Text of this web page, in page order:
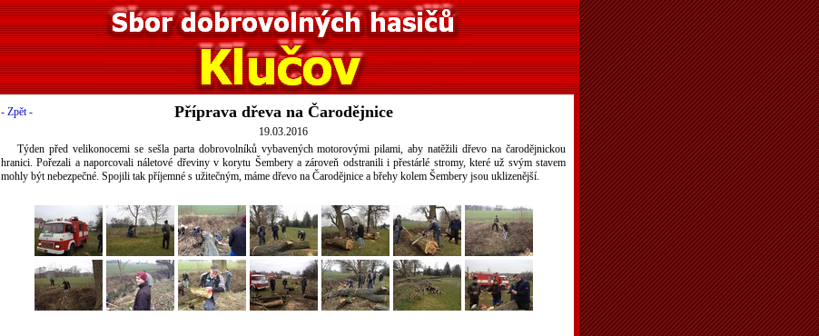
- Zpět - Příprava dřeva na Čarodějnice
19.03.2016
Týden před velikonocemi se sešla parta dobrovolníků vybavených motorovými pilami, aby natěžili dřevo na čarodějnickou
hranici. Pořezali a naporcovali náletové dřeviny v korytu Šembery a zároveň odstranili i přestárlé stromy, které už svým stavem
mohly být nebezpečné. Spojili tak příjemné s užitečným, máme dřevo na Čarodějnice a břehy kolem Šembery jsou uklizenější.